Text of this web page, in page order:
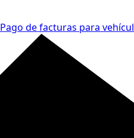
Pago de facturas para